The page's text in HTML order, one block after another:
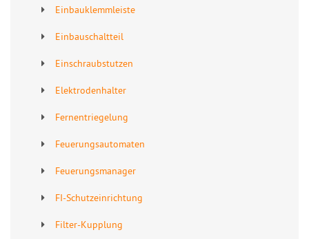
Einbauklemmleiste
Einbauschaltteil
Einschraubstutzen
Elektrodenhalter
Fernentriegelung
Feuerungsautomaten
Feuerungsmanager
FI-Schutzeinrichtung
Filter-Kupplung